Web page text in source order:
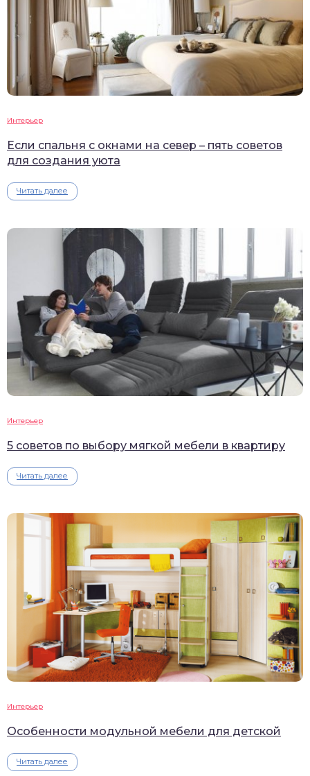
Интерьер
Если спальня с окнами на север – пять советов
для создания уюта
Читать далее
Интерьер
5 советов по выбору мягкой мебели в квартиру
Читать далее
Интерьер
Особенности модульной мебели для детской
Читать далее